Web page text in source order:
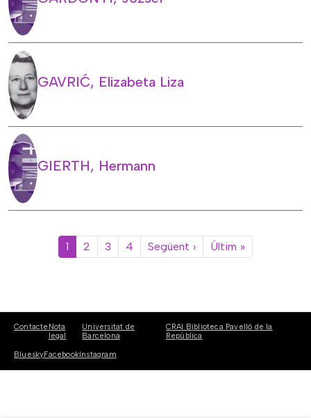
GAVRIĆ, Elizabeta Liza
GIERTH, Hermann
1 2 3 4 Següent ›Pàgina següent
Últim »Última
Contacte Nota
legal
Universitat de
Barcelona
CRAI Biblioteca Pavelló de la
República
BlueskyFacebook Instagram